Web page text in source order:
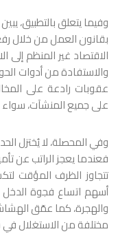
وفيما يتعلق بالتطبيق،
بقانون العمل من خلال
الاقتصاد غير المنظم إلى
والاستفادة من أدوات
عقوبات رادعة على
على جميع المنشآت،
وفي المحصلة، لا يُختزل
فعندما يعجز الراتب عن
تتجاوز الظرف المؤقت
أسهم اتساع فجوة
والهجرة، كما عمّق
مختلفة من الاستغلال